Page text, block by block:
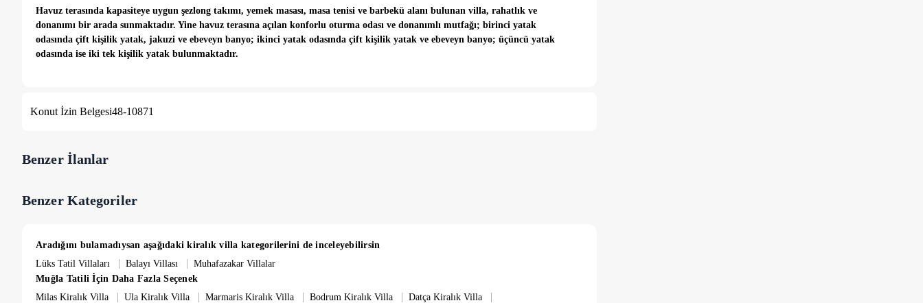
Havuz terasında kapasiteye uygun şezlong takımı, yemek masası, masa tenisi ve barbekü alanı bulunan villa, rahatlık ve
donanımı bir arada sunmaktadır. Yine havuz terasına açılan konforlu oturma odası ve donanımlı mutfağı; birinci yatak
odasında çift kişilik yatak, jakuzi ve ebeveyn banyo; ikinci yatak odasında çift kişilik yatak ve ebeveyn banyo; üçüncü yatak
odasında ise iki tek kişilik yatak bulunmaktadır.
hissettirecektir.
Konut İzin Belgesi48-10871
Benzer İlanlar
Benzer Kategoriler
Aradığını bulamadıysan aşağıdaki kiralık villa kategorilerini de inceleyebilirsin
Lüks Tatil Villaları
| Balayı Villası | Muhafazakar Villalar
Muğla Tatili İçin Daha Fazla Seçenek
Milas Kiralık Villa
| Ula Kiralık Villa | Marmaris Kiralık Villa | Bodrum Kiralık Villa | Datça Kiralık Villa |